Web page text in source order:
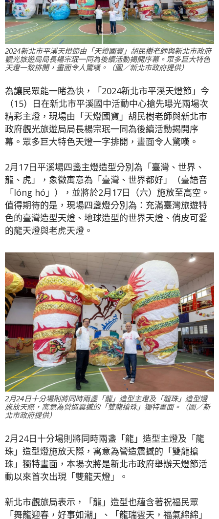
2024新北市平溪天燈節由「天燈國寶」胡民樹老師與新北市政府
觀光旅遊局局長楊宗珉一同為後續活動揭開序幕。眾多巨大特色
天燈一致排開，畫面令人驚嘆。（圖／新北市政府提供）
為讓民眾能一睹為快，「2024新北市平溪天燈節」今
（15）日在新北市平溪國中活動中心搶先曝光兩場次
精彩主燈，現場由「天燈國寶」胡民樹老師與新北市
政府觀光旅遊局局長楊宗珉一同為後續活動揭開序
幕。眾多巨大特色天燈一字排開，畫面令人驚嘆。
2月17日平溪場四盞主燈造型分別為「臺灣、世界、
龍、虎」，象徵寓意為「臺灣、世界都好」（臺語音
「lóng hó」），並將於2月17日（六）施放至高空。
值得期待的是，現場四盞燈分別為：充滿臺灣旅遊特
色的臺灣造型天燈、地球造型的世界天燈、俏皮可愛
的龍天燈與老虎天燈。
2月24日十分場則將同時兩盞「龍」造型主燈及「龍珠」造型燈
施放天際，寓意為營造震撼的「雙龍搶珠」獨特畫面。（圖／新
北市政府提供）
2月24日十分場則將同時兩盞「龍」造型主燈及「龍
珠」造型燈施放天際，寓意為營造震撼的「雙龍搶
珠」獨特畫面，本場次將是新北市政府舉辦天燈節活
動以來首次出現「雙龍天燈」。
新北市觀旅局表示，「龍」造型也蘊含著祝福民眾
「舞龍迎春，好事如潮」、「龍瑞雲天，福氣綿綿」